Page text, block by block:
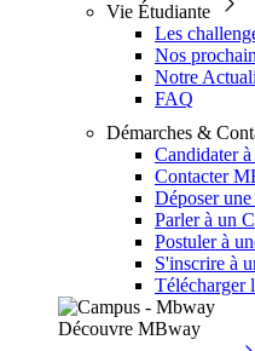
Vie Étudiante
Les
Nos
Notre
FAQ
Démarches &
Candidater
Contacter
Déposer
Parler à un
Postuler à
S'inscrire à
Télécharger
Découvre MBway